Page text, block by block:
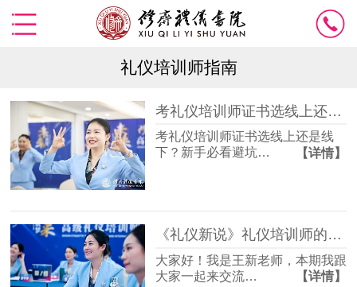
礼仪培训师指南
考礼仪培训师证书选线上还是线下？新手必看避坑指南
考礼仪培训师证书选线上还是线
下？新手必看避坑…
【详情】
《礼仪新说》礼仪培训师的职业发展如何开展
大家好！我是王新老师，本期我跟
大家一起来交流…
【详情】